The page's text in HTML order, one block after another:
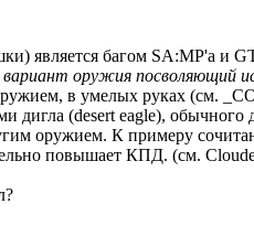
является багом SA:MP'а и
оружия посволяющий
в умелых руках (см.
дигла (desert eagle), обычного
оружием. К примеру
повышает КПД. (см.